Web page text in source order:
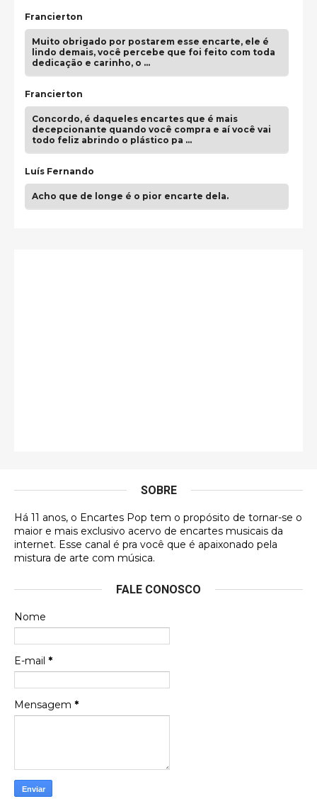
Francierton
Muito obrigado por postarem esse encarte, ele é
lindo demais, você percebe que foi feito com toda
dedicação e carinho, o …
Francierton
Concordo, é daqueles encartes que é mais
decepcionante quando você compra e aí você vai
todo feliz abrindo o plástico pa …
Luís Fernando
Acho que de longe é o pior encarte dela.
DVD MIDINHO
Francierton
futuras aquisições, e olhando o encarte aqui, me
Francierton
Espero que tenham sentido minha falta, informo
que estou de volta para trazer mais contribuições
SOBRE
Há 11 anos, o Encartes Pop tem o propósito de tornar-se o
maior e mais exclusivo acervo de encartes musicais da
internet. Esse canal é pra você que é apaixonado pela
mistura de arte com música.
FALE CONOSCO
Nome
E-mail *
Mensagem *